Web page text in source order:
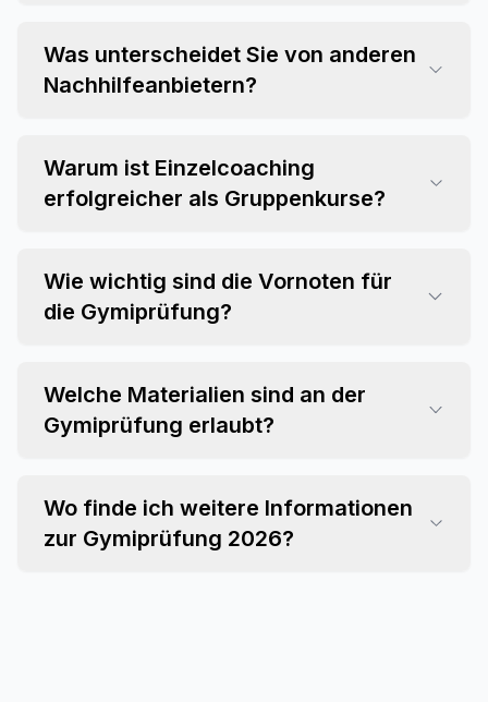
Was unterscheidet Sie von anderen
Nachhilfeanbietern?
Warum ist Einzelcoaching
erfolgreicher als Gruppenkurse?
Wie wichtig sind die Vornoten für
die Gymiprüfung?
Welche Materialien sind an der
Gymiprüfung erlaubt?
Wo finde ich weitere Informationen
zur Gymiprüfung 2026?